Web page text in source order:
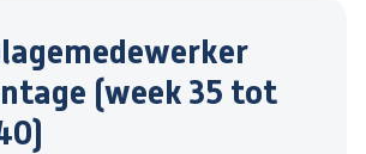
(week 35 tot